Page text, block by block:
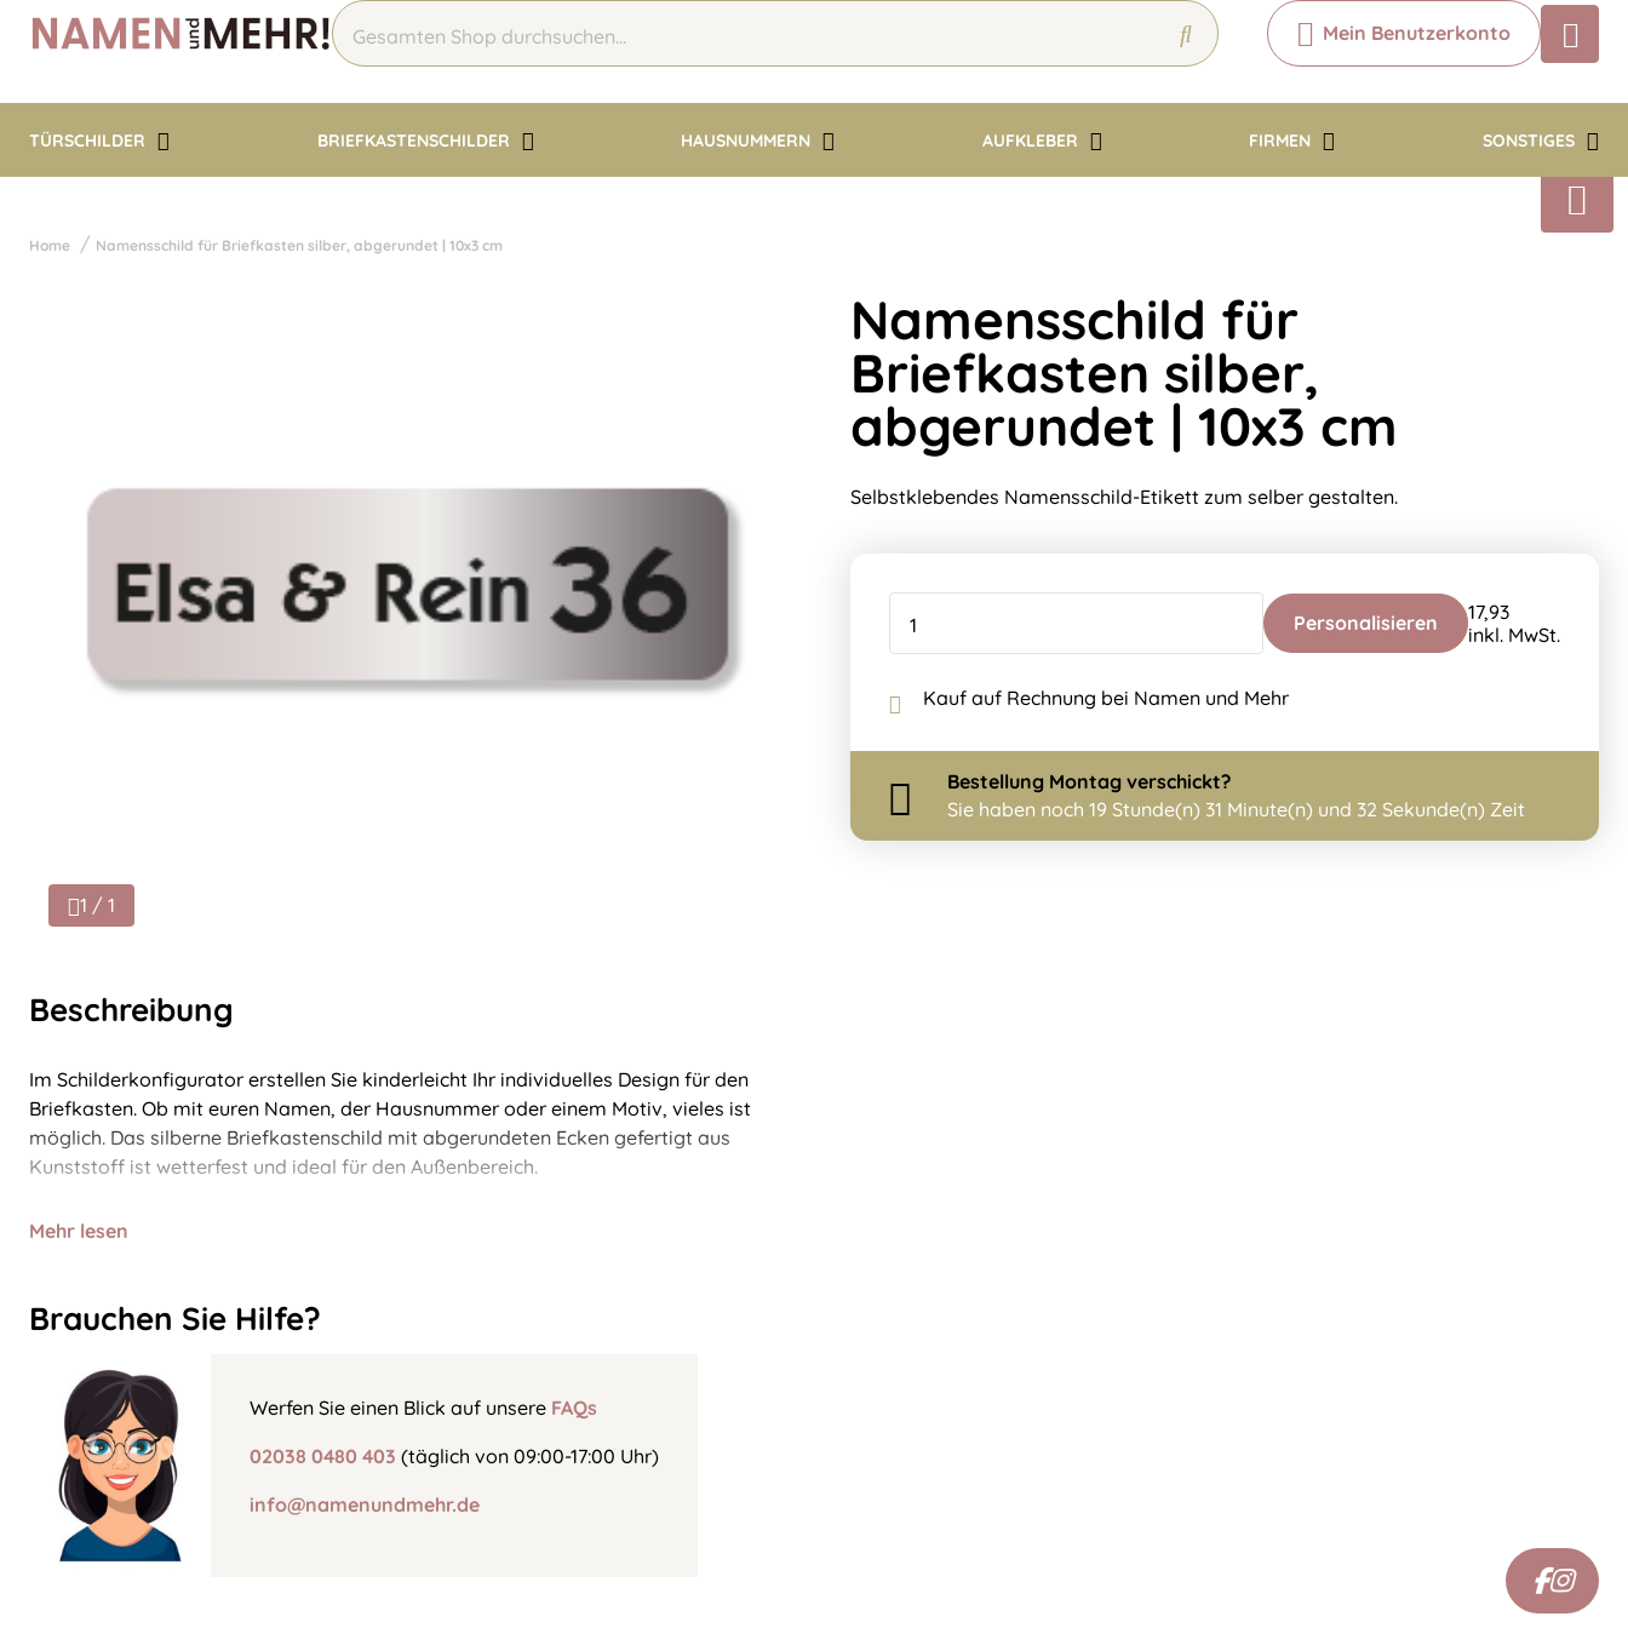
Mein Benutzerkonto
TÜRSCHILDER BRIEFKASTENSCHILDER HAUSNUMMERN AUFKLEBER FIRMEN SONSTIGES
Chatbot
Chatten Sie 24/7 mit unserem
Kontakt
Home Namensschild für Briefkasten silber, abgerundet | 10x3 cm
1 / 1
Beschreibung
Im Schilderkonfigurator erstellen Sie kinderleicht Ihr individuelles Design für den
Briefkasten. Ob mit euren Namen, der Hausnummer oder einem Motiv, vieles ist
möglich. Das silberne Briefkastenschild mit abgerundeten Ecken gefertigt aus
Kunststoff ist wetterfest und ideal für den Außenbereich.
Mehr lesen
Brauchen Sie Hilfe?
Werfen Sie einen Blick auf unsere FAQs
02038 0480 403 (täglich von 09:00-17:00 Uhr)
info@namenundmehr.de
Namensschild für
Briefkasten silber,
abgerundet | 10x3 cm
Selbstklebendes Namensschild-Etikett zum selber gestalten.
Personalisieren
17,93
inkl. MwSt.
Kauf auf Rechnung bei Namen und Mehr
Bestellung Montag verschickt?
Sie haben noch 19 Stunde(n) 31 Minute(n) und 32 Sekunde(n) Zeit